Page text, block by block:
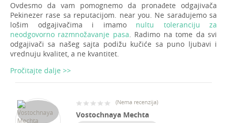
Ovdesmo da vam pomognemo da pronađete odgajivača
Pekinezer rase sa reputacijom. near you. Ne sarađujemo sa
lošim odgajivačima i imamo nultu toleranciju za
neodgovorno razmnožavanje pasa. Radimo na tome da svi
odgajivači sa našeg sajta podižu kučiće sa puno ljubavi i
vrednuju kvalitet, a ne kvantitet.
Pročitajte dalje >>
(Nema recenzija)
Vostochnaya Mechta